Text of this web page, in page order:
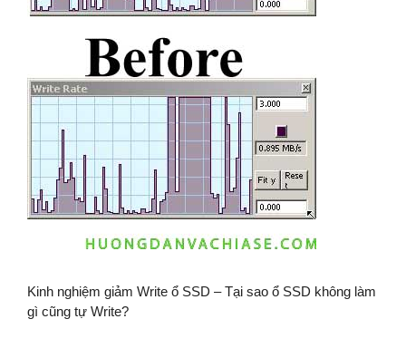
Kinh nghiệm giảm Write ổ SSD – Tại sao ổ SSD không làm
gì cũng tự Write?